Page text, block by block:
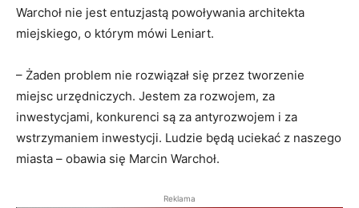
Warchoł nie jest entuzjastą powoływania architekta
miejskiego, o którym mówi Leniart.
– Żaden problem nie rozwiązał się przez tworzenie
miejsc urzędniczych. Jestem za rozwojem, za
inwestycjami, konkurenci są za antyrozwojem i za
wstrzymaniem inwestycji. Ludzie będą uciekać z naszego
miasta – obawia się Marcin Warchoł.
Reklama